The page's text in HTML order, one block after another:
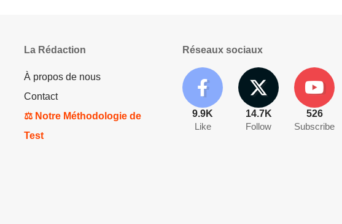
La Rédaction
À propos de nous
Contact
⚖️ Notre Méthodologie de
Test
Réseaux sociaux
9.9K
Like
14.7K
Follow
526
Subscribe